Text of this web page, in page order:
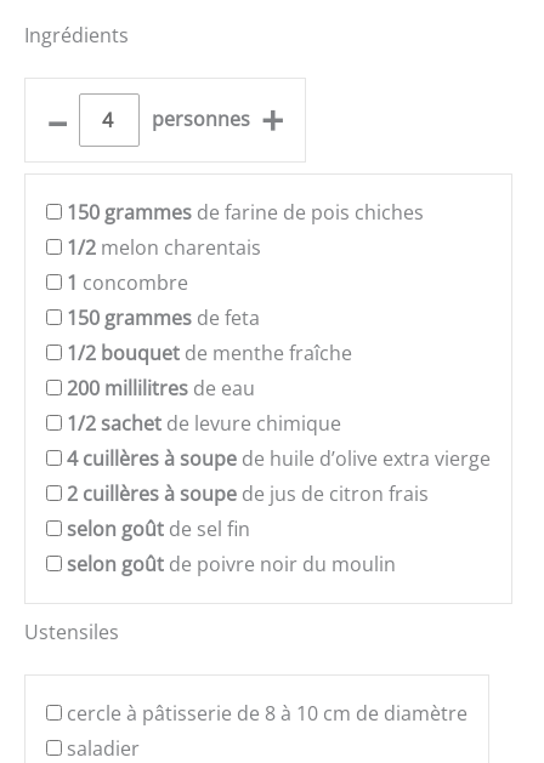
Ingrédients
– personnes +
150 grammes de farine de pois chiches
1/2 melon charentais
1 concombre
150 grammes de feta
1/2 bouquet de menthe fraîche
200 millilitres de eau
1/2sachet de levure chimique
4 cuillères à soupe de huile d’olive extra vierge
2 cuillères à soupe de jus de citron frais
selon goût de sel fin
selon goût de poivre noir du moulin
Ustensiles
cercle à pâtisserie de 8 à 10 cm de diamètre
saladier